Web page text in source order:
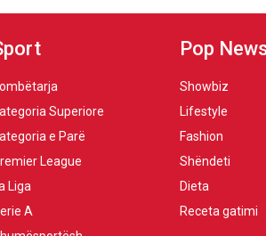
Superiore
e Parë
League
Liga
A
Pop
Showbiz
Lifestyle
Fashion
Shëndeti
Dieta
Receta gatimi